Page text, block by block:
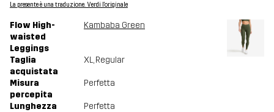
La presente è una traduzione. Verdi l'originale
Flow High-
waisted
Leggings
Kambaba Green
Taglia
acquistata
XL, Regular
Misura
percepita
Perfetta
Lunghezza Perfetta